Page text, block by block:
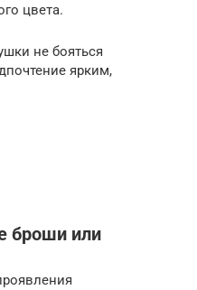
цвета.
не бояться
ярким,
броши или